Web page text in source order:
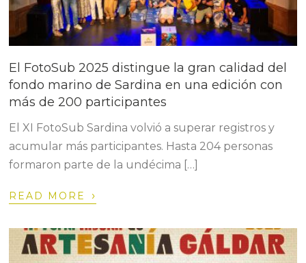
El FotoSub 2025 distingue la gran calidad del
fondo marino de Sardina en una edición con
más de 200 participantes
El XI FotoSub Sardina volvió a superar registros y
acumular más participantes. Hasta 204 personas
formaron parte de la undécima […]
READ MORE ›